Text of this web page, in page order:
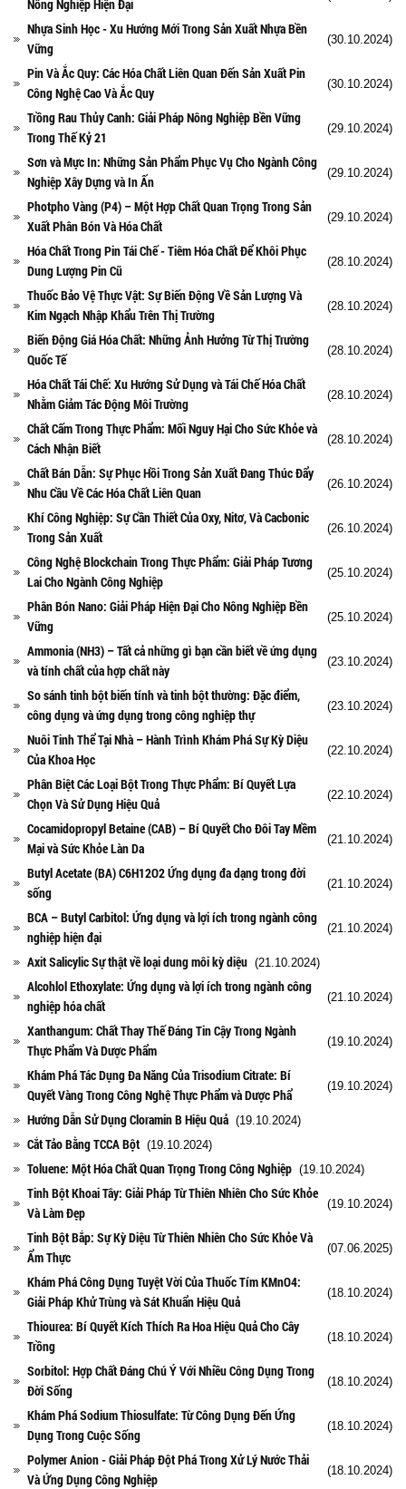
Nông Nghiệp Hiện Đại
Nhựa Sinh Học - Xu Hướng Mới Trong Sản Xuất Nhựa Bền
Vững
(30.10.2024)
Pin Và Ắc Quy: Các Hóa Chất Liên Quan Đến Sản Xuất Pin
Công Nghệ Cao Và Ắc Quy
(30.10.2024)
Trồng Rau Thủy Canh: Giải Pháp Nông Nghiệp Bền Vững
Trong Thế Kỷ 21
(29.10.2024)
Sơn và Mực In: Những Sản Phẩm Phục Vụ Cho Ngành Công
Nghiệp Xây Dựng và In Ấn
(29.10.2024)
Photpho Vàng (P4) – Một Hợp Chất Quan Trọng Trong Sản
Xuất Phân Bón Và Hóa Chất
(29.10.2024)
Hóa Chất Trong Pin Tái Chế - Tiêm Hóa Chất Để Khôi Phục
Dung Lượng Pin Cũ
(28.10.2024)
Thuốc Bảo Vệ Thực Vật: Sự Biến Động Về Sản Lượng Và
Kim Ngạch Nhập Khẩu Trên Thị Trường
(28.10.2024)
Biến Động Giá Hóa Chất: Những Ảnh Hưởng Từ Thị Trường
Quốc Tế
(28.10.2024)
Hóa Chất Tái Chế: Xu Hướng Sử Dụng và Tái Chế Hóa Chất
Nhằm Giảm Tác Động Môi Trường
(28.10.2024)
Chất Cấm Trong Thực Phẩm: Mối Nguy Hại Cho Sức Khỏe và
Cách Nhận Biết
(28.10.2024)
Chất Bán Dẫn: Sự Phục Hồi Trong Sản Xuất Đang Thúc Đẩy
Nhu Cầu Về Các Hóa Chất Liên Quan
(26.10.2024)
Khí Công Nghiệp: Sự Cần Thiết Của Oxy, Nitơ, Và Cacbonic
Trong Sản Xuất
(26.10.2024)
Công Nghệ Blockchain Trong Thực Phẩm: Giải Pháp Tương
Lai Cho Ngành Công Nghiệp
(25.10.2024)
Phân Bón Nano: Giải Pháp Hiện Đại Cho Nông Nghiệp Bền
Vững
(25.10.2024)
Ammonia (NH3) – Tất cả những gì bạn cần biết về ứng dụng
và tính chất của hợp chất này
(23.10.2024)
So sánh tinh bột biến tính và tinh bột thường: Đặc điểm,
công dụng và ứng dụng trong công nghiệp thự
(23.10.2024)
Nuôi Tinh Thể Tại Nhà – Hành Trình Khám Phá Sự Kỳ Diệu
Của Khoa Học
(22.10.2024)
Phân Biệt Các Loại Bột Trong Thực Phẩm: Bí Quyết Lựa
Chọn Và Sử Dụng Hiệu Quả
(22.10.2024)
Cocamidopropyl Betaine (CAB) – Bí Quyết Cho Đôi Tay Mềm
Mại và Sức Khỏe Làn Da
(21.10.2024)
Butyl Acetate (BA) C6H12O2 Ứng dụng đa dạng trong đời
sống
(21.10.2024)
BCA – Butyl Carbitol: Ứng dụng và lợi ích trong ngành công
nghiệp hiện đại
(21.10.2024)
Axit Salicylic Sự thật về loại dung môi kỳ diệu (21.10.2024)
Alcohlol Ethoxylate: Ứng dụng và lợi ích trong ngành công
nghiệp hóa chất
(21.10.2024)
Xanthangum: Chất Thay Thế Đáng Tin Cậy Trong Ngành
Thực Phẩm Và Dược Phẩm
(19.10.2024)
Khám Phá Tác Dụng Đa Năng Của Trisodium Citrate: Bí
Quyết Vàng Trong Công Nghệ Thực Phẩm và Dược Phẩ
(19.10.2024)
Hướng Dẫn Sử Dụng Cloramin B Hiệu Quả (19.10.2024)
Cắt Tảo Bằng TCCA Bột (19.10.2024)
Toluene: Một Hóa Chất Quan Trọng Trong Công Nghiệp (19.10.2024)
Tinh Bột Khoai Tây: Giải Pháp Từ Thiên Nhiên Cho Sức Khỏe
Và Làm Đẹp
(19.10.2024)
Tinh Bột Bắp: Sự Kỳ Diệu Từ Thiên Nhiên Cho Sức Khỏe Và
Ẩm Thực
(07.06.2025)
Khám Phá Công Dụng Tuyệt Vời Của Thuốc Tím KMnO4:
Giải Pháp Khử Trùng và Sát Khuẩn Hiệu Quả
(18.10.2024)
Thiourea: Bí Quyết Kích Thích Ra Hoa Hiệu Quả Cho Cây
Trồng
(18.10.2024)
Sorbitol: Hợp Chất Đáng Chú Ý Với Nhiều Công Dụng Trong
Đời Sống
(18.10.2024)
Khám Phá Sodium Thiosulfate: Từ Công Dụng Đến Ứng
Dụng Trong Cuộc Sống
(18.10.2024)
Polymer Anion - Giải Pháp Đột Phá Trong Xử Lý Nước Thải
Và Ứng Dụng Công Nghiệp
(18.10.2024)